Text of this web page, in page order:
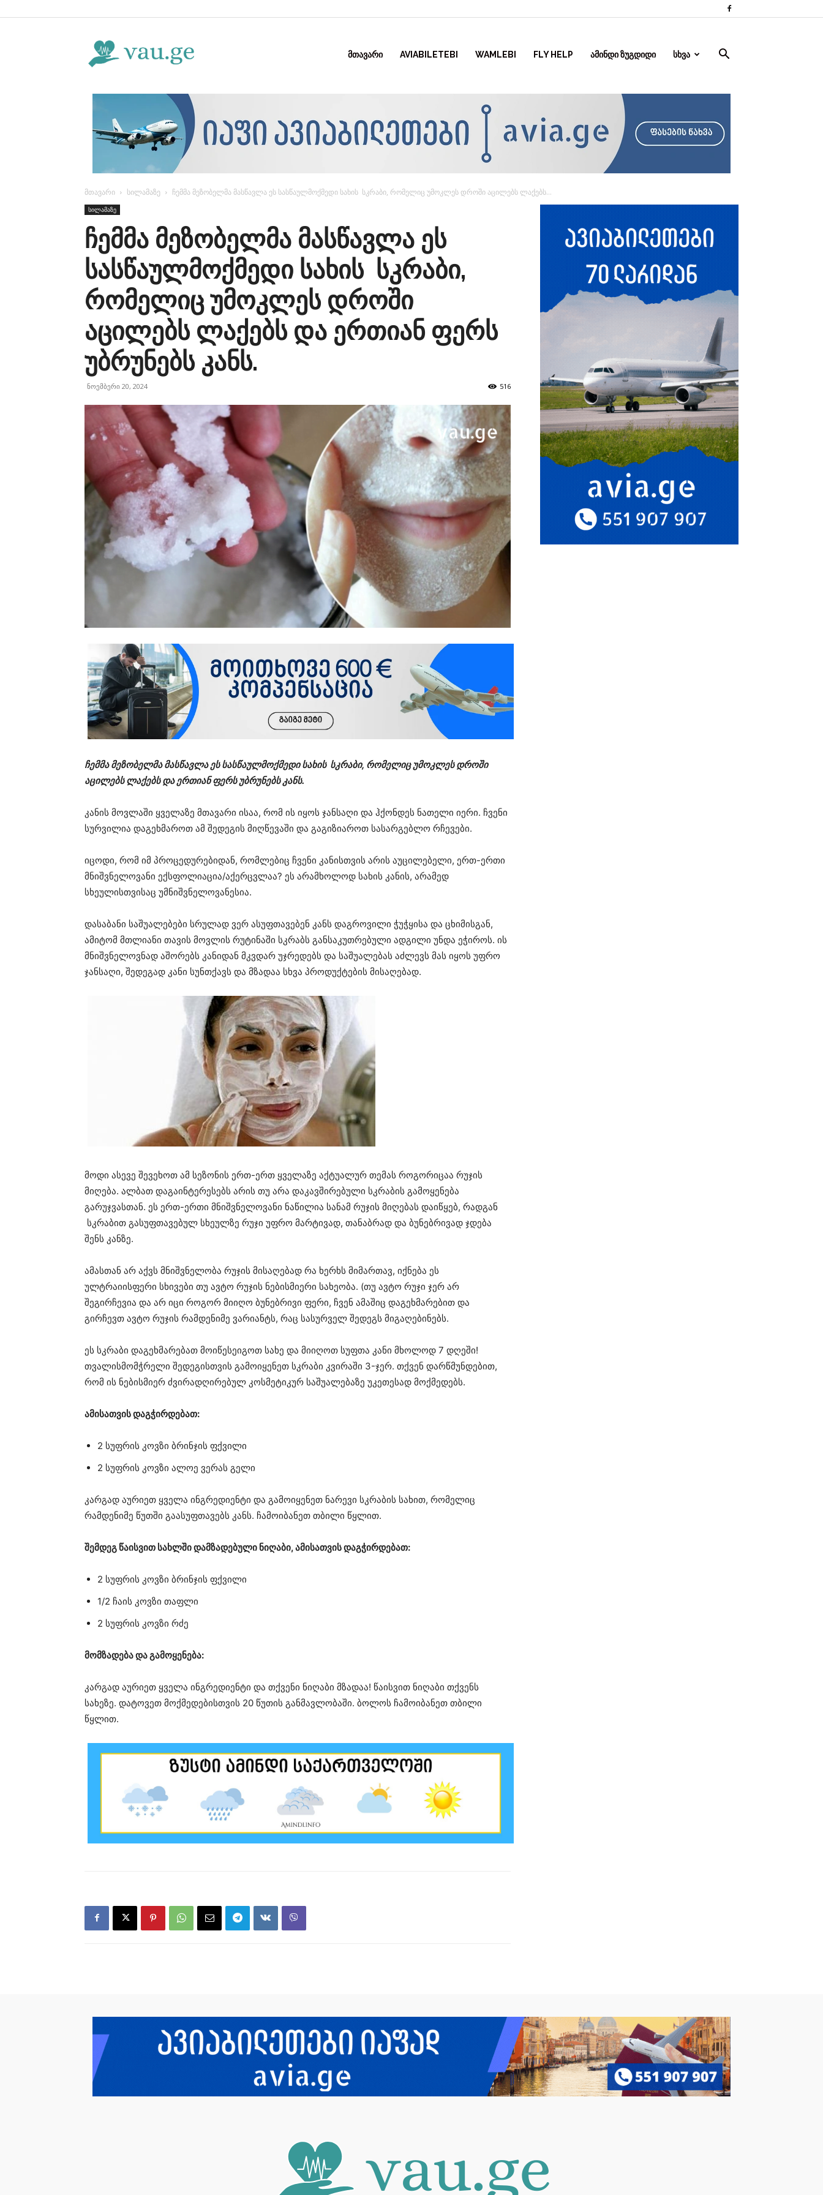
ᲛᲗᲐᲕᲐᲠᲘ AVIABILETEBI WAMLEBI FLY HELP ᲐᲛᲘᲜᲓᲘ ᲖᲣᲒᲓᲘᲓᲘ ᲡᲮᲕᲐ
მთავარი სილამაზე ჩემმა მეზობელმა მასწავლა ეს სასწაულმოქმედი სახის სკრაბი, რომელიც უმოკლეს დროში აცილებს ლაქებს...
სილამაზე
ჩემმა მეზობელმა მასწავლა ეს
სასწაულმოქმედი სახის სკრაბი,
რომელიც უმოკლეს დროში
აცილებს ლაქებს და ერთიან ფერს
უბრუნებს კანს.
ნოემბერი 20, 2024 516
ჩემმა მეზობელმა მასწავლა ეს სასწაულმოქმედი სახის სკრაბი, რომელიც უმოკლეს დროში
აცილებს ლაქებს და ერთიან ფერს უბრუნებს კანს.
კანის მოვლაში ყველაზე მთავარი ისაა, რომ ის იყოს ჯანსაღი და ჰქონდეს ნათელი იერი. ჩვენი
სურვილია დაგეხმაროთ ამ შედეგის მიღწევაში და გაგიზიაროთ სასარგებლო რჩევები.
იცოდი, რომ იმ პროცედურებიდან, რომლებიც ჩვენი კანისთვის არის აუცილებელი, ერთ-ერთი
მნიშვნელოვანი ექსფოლიაცია/აქერცვლაა? ეს არამხოლოდ სახის კანის, არამედ
სხეულისთვისაც უმნიშვნელოვანესია.
დასაბანი საშუალებები სრულად ვერ ასუფთავებენ კანს დაგროვილი ჭუჭყისა და ცხიმისგან,
ამიტომ მთლიანი თავის მოვლის რუტინაში სკრაბს განსაკუთრებული ადგილი უნდა ეჭიროს. ის
მნიშვნელოვნად აშორებს კანიდან მკვდარ უჯრედებს და საშუალებას აძლევს მას იყოს უფრო
ჯანსაღი, შედეგად კანი სუნთქავს და მზადაა სხვა პროდუქტების მისაღებად.
მოდი ასევე შევეხოთ ამ სეზონის ერთ-ერთ ყველაზე აქტუალურ თემას როგორიცაა რუჯის
მიღება. ალბათ დაგაინტერესებს არის თუ არა დაკავშირებული სკრაბის გამოყენება
გარუჯვასთან. ეს ერთ-ერთი მნიშვნელოვანი ნაწილია სანამ რუჯის მიღებას დაიწყებ, რადგან
სკრაბით გასუფთავებულ სხეულზე რუჯი უფრო მარტივად, თანაბრად და ბუნებრივად ჯდება
შენს კანზე.
ამასთან არ აქვს მნიშვნელობა რუჯის მისაღებად რა ხერხს მიმართავ, იქნება ეს
ულტრაიისფერი სხივები თუ ავტო რუჯის ნებისმიერი სახეობა. (თუ ავტო რუჯი ჯერ არ
შეგირჩევია და არ იცი როგორ მიიღო ბუნებრივი ფერი, ჩვენ ამაშიც დაგეხმარებით და
გირჩევთ ავტო რუჯის რამდენიმე ვარიანტს, რაც სასურველ შედეგს მიგაღებინებს.
ეს სკრაბი დაგეხმარებათ მოიწესეიგოთ სახე და მიიღოთ სუფთა კანი მხოლოდ 7 დღეში!
თვალისმომჭრელი შედეგისთვის გამოიყენეთ სკრაბი კვირაში 3-ჯერ. თქვენ დარწმუნდებით,
რომ ის ნებისმიერ ძვირადღირებულ კოსმეტიკურ საშუალებაზე უკეთესად მოქმედებს.
ამისათვის დაგჭირდებათ:
2 სუფრის კოვზი ბრინჯის ფქვილი
2 სუფრის კოვზი ალოე ვერას გელი
კარგად აურიეთ ყველა ინგრედიენტი და გამოიყენეთ ნარევი სკრაბის სახით, რომელიც
რამდენიმე წუთში გაასუფთავებს კანს. ჩამოიბანეთ თბილი წყლით.
შემდეგ წაისვით სახლში დამზადებული ნიღაბი, ამისათვის დაგჭირდებათ:
2 სუფრის კოვზი ბრინჯის ფქვილი
1/2 ჩაის კოვზი თაფლი
2 სუფრის კოვზი რძე
მომზადება და გამოყენება:
კარგად აურიეთ ყველა ინგრედიენტი და თქვენი ნიღაბი მზადაა! წაისვით ნიღაბი თქვენს
სახეზე. დატოვეთ მოქმედებისთვის 20 წუთის განმავლობაში. ბოლოს ჩამოიბანეთ თბილი
წყლით.